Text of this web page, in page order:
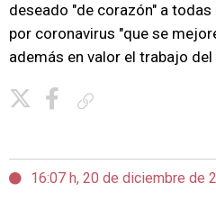
deseado "de corazón" a
por coronavirus "que se
además en valor el trabajo
16:07 h, 20 de diciembre de